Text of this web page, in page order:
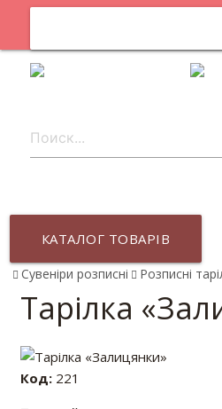
КАТАЛОГ ТОВАРІВ
Сувеніри розписні Розписні
Тарілка
Код:221